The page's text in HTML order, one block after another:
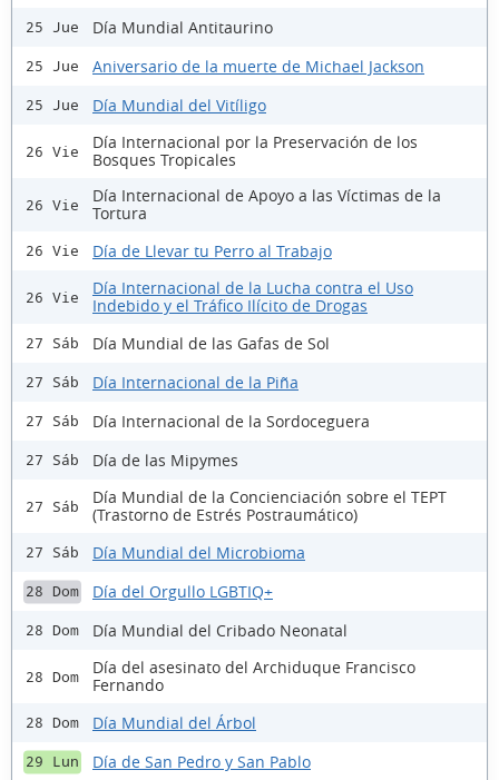
25 Jue Día Mundial Antitaurino
25 Jue Aniversario de la muerte de Michael Jackson
25 Jue Día Mundial del Vitíligo
26 Vie
Día Internacional por la Preservación de los
Bosques Tropicales
26 Vie
Día Internacional de Apoyo a las Víctimas de la
Tortura
26 Vie Día de Llevar tu Perro al Trabajo
26 Vie
Día Internacional de la Lucha contra el Uso
Indebido y el Tráfico Ilícito de Drogas
27 Sáb Día Mundial de las Gafas de Sol
27 Sáb Día Internacional de la Piña
27 Sáb Día Internacional de la Sordoceguera
27 Sáb Día de las Mipymes
27 Sáb
Día Mundial de la Concienciación sobre el TEPT
(Trastorno de Estrés Postraumático)
27 Sáb Día Mundial del Microbioma
28 Dom Día del Orgullo LGBTIQ+
28 Dom Día Mundial del Cribado Neonatal
28 Dom
Día del asesinato del Archiduque Francisco
Fernando
28 Dom Día Mundial del Árbol
29 Lun Día de San Pedro y San Pablo